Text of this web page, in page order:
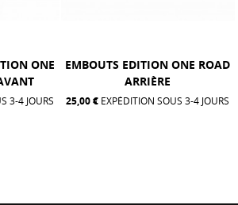
ONE ROAD
SOUS 3-4 JOURS
AXE MOYEU AVANT
25,00 €EXPÉDITION SOUS 3-